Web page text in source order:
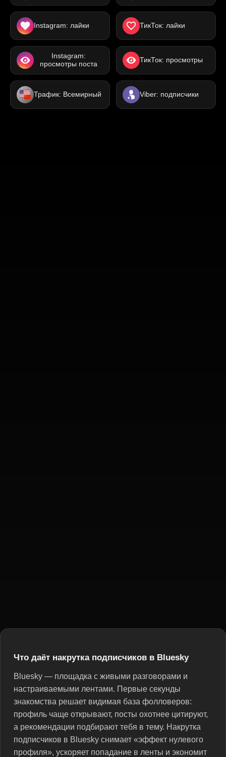
Instagram: лайки ТикТок: лайки
Instagram:
просмотры поста
ТикТок: просмотры
Трафик: Всемирный Viber: подписчики
Что даёт накрутка подписчиков в Bluesky
Bluesky — площадка с живыми разговорами и
настраиваемыми лентами. Первые секунды
знакомства решает видимая база фолловеров:
профиль чаще открывают, посты охотнее цитируют,
а рекомендации подбирают тебя в тему. Накрутка
подписчиков в Bluesky снимает «эффект нулевого
профиля», ускоряет попадание в ленты и экономит